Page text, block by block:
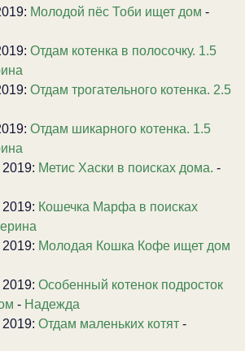
Молодой пёс Тоби ищет дом -
Отдам котенка в полосочку. 1.5
Отдам трогательного котенка. 2.5
Отдам шикарного котенка. 1.5
2019: Метис Хаски в поисках дома. -
2019: Кошечка Марфа в поисках
2019: Молодая Кошка Кофе ищет дом
2019: Особенный котенок подросток
- Надежда
2019: Отдам маленьких котят -